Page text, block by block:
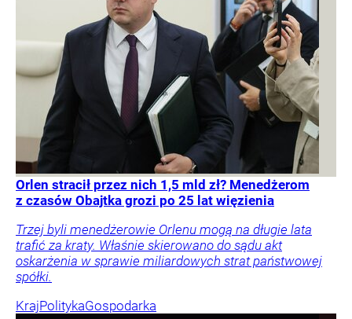
Orlen stracił przez nich 1,5 mld zł? Menedżerom
z czasów Obajtka grozi po 25 lat więzienia
Trzej byli menedżerowie Orlenu mogą na długie lata
trafić za kraty. Właśnie skierowano do sądu akt
oskarżenia w sprawie miliardowych strat państwowej
spółki.
KrajPolitykaGospodarka